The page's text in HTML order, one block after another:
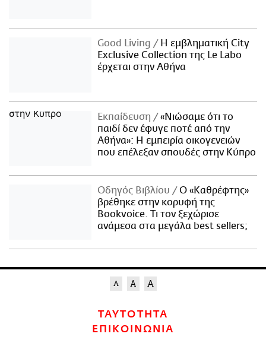
Good Living
Η εμβληματική City
Exclusive Collection της Le Labo
έρχεται στην Αθήνα
Εκπαίδευση
«Νιώσαμε ότι το
παιδί δεν έφυγε ποτέ από την
Αθήνα»: Η εμπειρία οικογενειών
που επέλεξαν σπουδές στην Κύπρο
Οδηγός Βιβλίου
Ο «Καθρέφτης»
βρέθηκε στην κορυφή της
Bookvoice. Τι τον ξεχώρισε
ανάμεσα στα μεγάλα best sellers;
ΤΑΥΤΟΤΗΤΑ
ΕΠΙΚΟΙΝΩΝΙΑ